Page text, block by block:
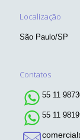
Localização
São Paulo/SP
Contatos
55 11
55 11